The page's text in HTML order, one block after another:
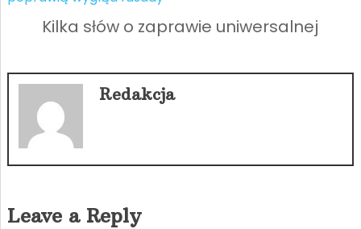
Kilka słów o zaprawie uniwersalnej
Redakcja
Leave a Reply